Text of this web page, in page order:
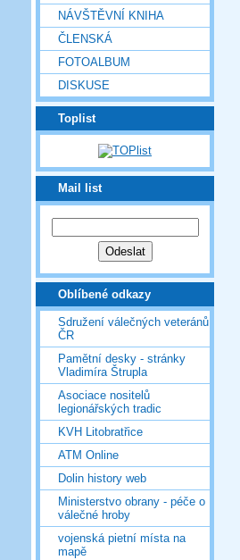
NÁVŠTĚVNÍ KNIHA
ČLENSKÁ
FOTOALBUM
DISKUSE
Toplist
Mail list
Oblíbené odkazy
Sdružení válečných veteránů
ČR
Pamětní desky - stránky
Vladimíra Štrupla
Asociace nositelů
legionářských tradic
KVH Litobratřice
ATM Online
Dolin history web
Ministerstvo obrany - péče o
válečné hroby
vojenská pietní místa na
mapě